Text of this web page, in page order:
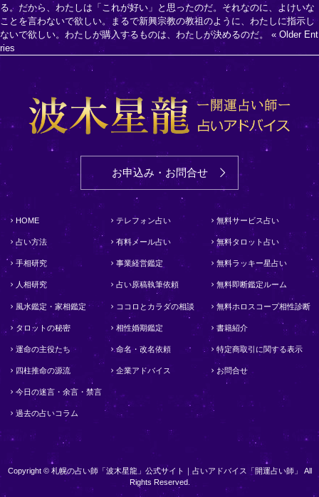
る。だから、わたしは「これが好い」と思ったのだ。それなのに、よけいな
ことを言わないで欲しい。まるで新興宗教の教祖のように、わたしに指示し
ないで欲しい。わたしが購入するものは、わたしが決めるのだ。 « Older Ent
ries
お申込み・お問合せ
HOME
占い方法
手相研究
人相研究
風水鑑定・家相鑑定
タロットの秘密
運命の主役たち
四柱推命の源流
今日の迷言・余言・禁言
過去の占いコラム
テレフォン占い
有料メール占い
事業経営鑑定
占い原稿執筆依頼
ココロとカラダの相談
相性婚期鑑定
命名・改名依頼
企業アドバイス
無料サービス占い
無料タロット占い
無料ラッキー星占い
無料即断鑑定ルーム
無料ホロスコープ相性診断
書籍紹介
特定商取引に関する表示
お問合せ
Copyright © 札幌の占い師「波木星龍」公式サイト｜占いアドバイス「開運占い師」 All
Rights Reserved.